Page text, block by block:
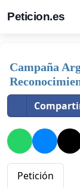
Peticion.es
Campaña
Petición